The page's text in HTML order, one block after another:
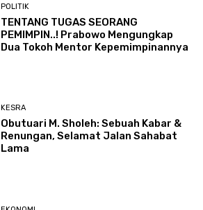
POLITIK
TENTANG TUGAS SEORANG
PEMIMPIN..! Prabowo Mengungkap
Dua Tokoh Mentor Kepemimpinannya
KESRA
Obutuari M. Sholeh: Sebuah Kabar &
Renungan, Selamat Jalan Sahabat
Lama